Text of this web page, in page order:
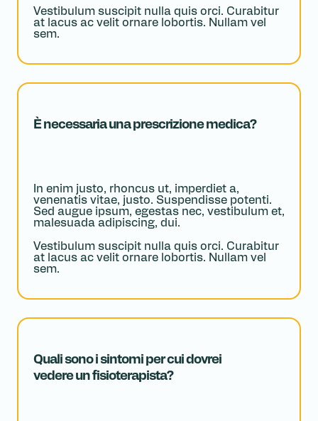
Vestibulum suscipit nulla quis orci. Curabitur
at lacus ac velit ornare lobortis. Nullam vel
sem.
È necessaria una prescrizione medica?
In enim justo, rhoncus ut, imperdiet a,
venenatis vitae, justo. Suspendisse potenti.
Sed augue ipsum, egestas nec, vestibulum et,
malesuada adipiscing, dui.
Vestibulum suscipit nulla quis orci. Curabitur
at lacus ac velit ornare lobortis. Nullam vel
sem.
Quali sono i sintomi per cui dovrei
vedere un fisioterapista?